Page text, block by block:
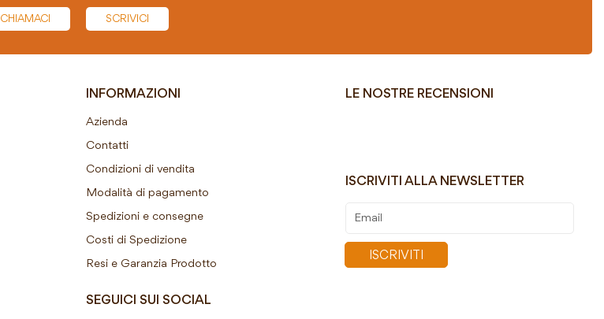
CHIAMACI SCRIVICI
INFORMAZIONI
Azienda
Contatti
Condizioni di vendita
Modalità di pagamento
Spedizioni e consegne
Costi di Spedizione
Resi e Garanzia Prodotto
SEGUICI SUI SOCIAL
LE NOSTRE RECENSIONI
ISCRIVITI ALLA NEWSLETTER
alla
nostra
Newsletter:
ISCRIVITI